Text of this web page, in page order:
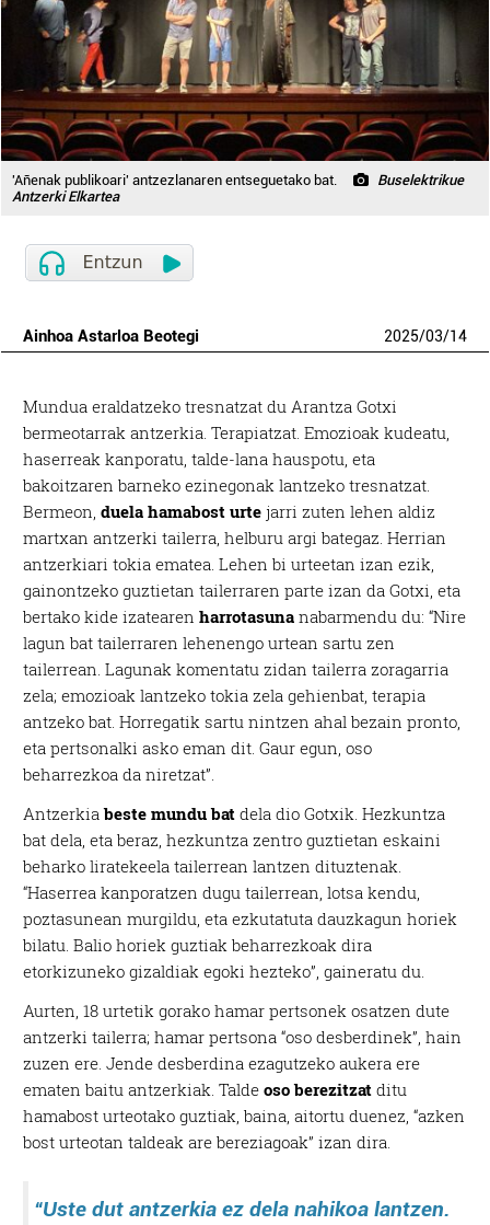
'Añenak publikoari' antzezlanaren entseguetako bat.
Buselektrikue
Antzerki Elkartea
Ainhoa Astarloa Beotegi 2025/03/14
Mundua eraldatzeko tresnatzat du Arantza Gotxi
bermeotarrak antzerkia. Terapiatzat. Emozioak kudeatu,
haserreak kanporatu, talde-lana hauspotu, eta
bakoitzaren barneko ezinegonak lantzeko tresnatzat.
Bermeon,duela hamabost urte jarri zuten lehen aldiz
martxan antzerki tailerra, helburu argi bategaz. Herrian
antzerkiari tokia ematea. Lehen bi urteetan izan ezik,
gainontzeko guztietan tailerraren parte izan da Gotxi, eta
bertako kide izatearenharrotasuna nabarmendu du: “Nire
lagun bat tailerraren lehenengo urtean sartu zen
tailerrean. Lagunak komentatu zidan tailerra zoragarria
zela; emozioak lantzeko tokia zela gehienbat, terapia
antzeko bat. Horregatik sartu nintzen ahal bezain pronto,
eta pertsonalki asko eman dit. Gaur egun, oso
beharrezkoa da niretzat”.
Antzerkiabeste mundu bat dela dio Gotxik. Hezkuntza
bat dela, eta beraz, hezkuntza zentro guztietan eskaini
beharko liratekeela tailerrean lantzen dituztenak.
“Haserrea kanporatzen dugu tailerrean, lotsa kendu,
poztasunean murgildu, eta ezkutatuta dauzkagun horiek
bilatu. Balio horiek guztiak beharrezkoak dira
etorkizuneko gizaldiak egoki hezteko”, gaineratu du.
Aurten, 18 urtetik gorako hamar pertsonek osatzen dute
antzerki tailerra; hamar pertsona “oso desberdinek”, hain
zuzen ere. Jende desberdina ezagutzeko aukera ere
ematen baitu antzerkiak. Taldeoso berezitzat ditu
hamabost urteotako guztiak, baina, aitortu duenez, “azken
bost urteotan taldeak are bereziagoak” izan dira.
“Uste dut antzerkia ez dela nahikoa lantzen.